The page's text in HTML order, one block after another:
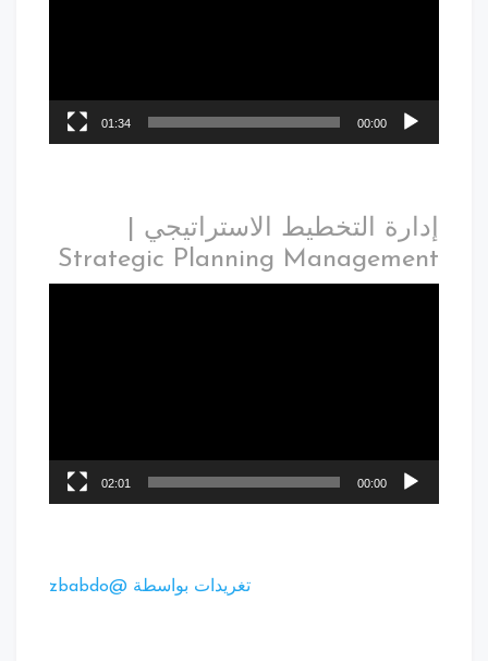
00:00
01:34
إدارة التخطيط الاستراتيجي |
Strategic Planning Management
00:00
02:01
تغريدات بواسطة @zbabdo